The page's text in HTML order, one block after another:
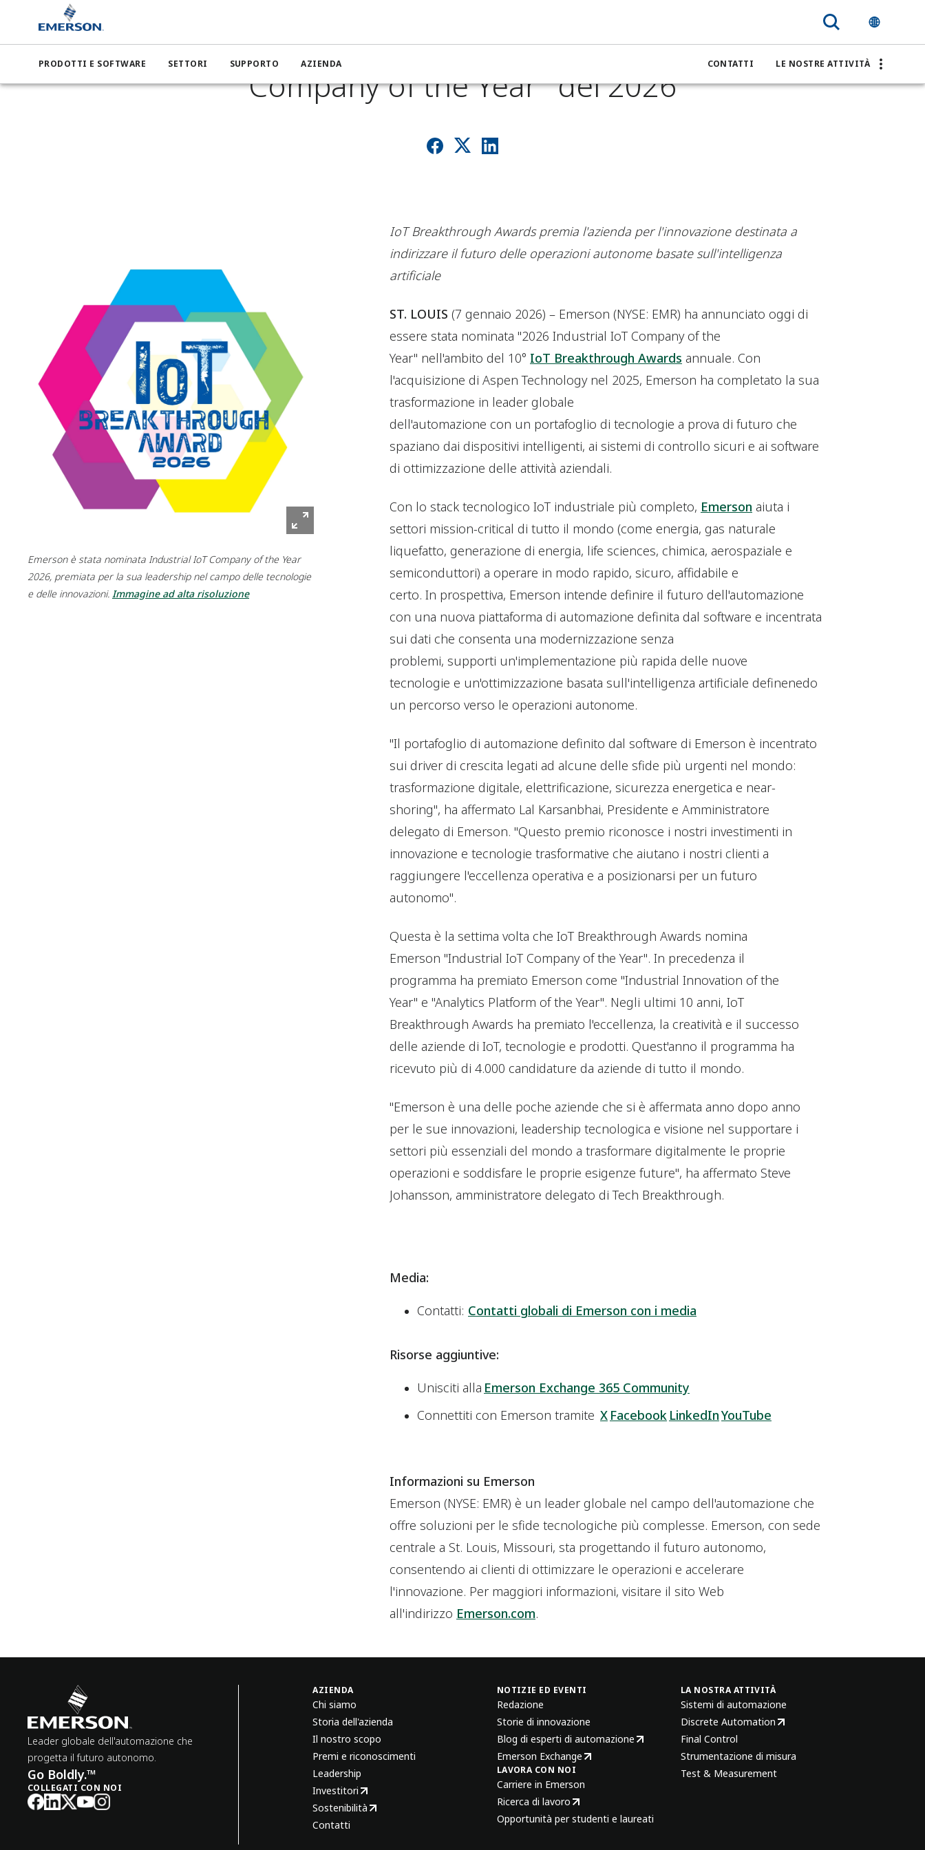
PRODOTTI E SOFTWARE SETTORI SUPPORTO AZIENDA CONTATTI LE NOSTRE ATTIVITÀ
Emerson nominata "Industrial IoT
Company of the Year" del 2026
Emerson è stata nominata Industrial IoT Company of the Year
2026, premiata per la sua leadership nel campo delle tecnologie
e delle innovazioni. Immagine ad alta risoluzione
IoT Breakthrough Awards premia l'azienda per l'innovazione destinata a
indirizzare il futuro delle operazioni autonome basate sull'intelligenza
artificiale
ST. LOUIS (7 gennaio 2026) – Emerson (NYSE: EMR) ha annunciato oggi di
essere stata nominata "2026 Industrial IoT Company of the
Year" nell'ambito del 10° IoT Breakthrough Awards annuale. Con
l'acquisizione di Aspen Technology nel 2025, Emerson ha completato la sua
trasformazione in leader globale
dell'automazione con un portafoglio di tecnologie a prova di futuro che
spaziano dai dispositivi intelligenti, ai sistemi di controllo sicuri e ai software
di ottimizzazione delle attività aziendali.
Con lo stack tecnologico IoT industriale più completo, Emerson aiuta i
settori mission-critical di tutto il mondo (come energia, gas naturale
liquefatto, generazione di energia, life sciences, chimica, aerospaziale e
semiconduttori) a operare in modo rapido, sicuro, affidabile e
certo. In prospettiva, Emerson intende definire il futuro dell'automazione
con una nuova piattaforma di automazione definita dal software e incentrata
sui dati che consenta una modernizzazione senza
problemi, supporti un'implementazione più rapida delle nuove
tecnologie e un'ottimizzazione basata sull'intelligenza artificiale definenedo
un percorso verso le operazioni autonome.
"Il portafoglio di automazione definito dal software di Emerson è incentrato
sui driver di crescita legati ad alcune delle sfide più urgenti nel mondo:
trasformazione digitale, elettrificazione, sicurezza energetica e near-
shoring", ha affermato Lal Karsanbhai, Presidente e Amministratore
delegato di Emerson. "Questo premio riconosce i nostri investimenti in
innovazione e tecnologie trasformative che aiutano i nostri clienti a
raggiungere l'eccellenza operativa e a posizionarsi per un futuro
autonomo".
Questa è la settima volta che IoT Breakthrough Awards nomina
Emerson "Industrial IoT Company of the Year". In precedenza il
programma ha premiato Emerson come "Industrial Innovation of the
Year" e "Analytics Platform of the Year". Negli ultimi 10 anni, IoT
Breakthrough Awards ha premiato l'eccellenza, la creatività e il successo
delle aziende di IoT, tecnologie e prodotti. Quest'anno il programma ha
ricevuto più di 4.000 candidature da aziende di tutto il mondo.
"Emerson è una delle poche aziende che si è affermata anno dopo anno
per le sue innovazioni, leadership tecnologica e visione nel supportare i
settori più essenziali del mondo a trasformare digitalmente le proprie
operazioni e soddisfare le proprie esigenze future", ha affermato Steve
Johansson, amministratore delegato di Tech Breakthrough.
Media:
Contatti: Contatti globali di Emerson con i media
Risorse aggiuntive:
Unisciti alla Emerson Exchange 365 Community
Connettiti con Emerson tramite X Facebook LinkedInYouTube
Informazioni su Emerson
Emerson (NYSE: EMR) è un leader globale nel campo dell'automazione che
offre soluzioni per le sfide tecnologiche più complesse. Emerson, con sede
centrale a St. Louis, Missouri, sta progettando il futuro autonomo,
consentendo ai clienti di ottimizzare le operazioni e accelerare
l'innovazione. Per maggiori informazioni, visitare il sito Web
all'indirizzo Emerson.com.
Leader globale dell'automazione che
progetta il futuro autonomo.
Go Boldly.™
COLLEGATI CON NOI
AZIENDA
Chi siamo
Storia dell'azienda
Il nostro scopo
Premi e riconoscimenti
Leadership
Investitori
Sostenibilità
Contatti
NOTIZIE ED EVENTI
Redazione
Storie di innovazione
Blog di esperti di automazione
Emerson Exchange
LAVORA CON NOI
Carriere in Emerson
Ricerca di lavoro
Opportunità per studenti e laureati
LA NOSTRA ATTIVITÀ
Sistemi di automazione
Discrete Automation
Final Control
Strumentazione di misura
Test & Measurement